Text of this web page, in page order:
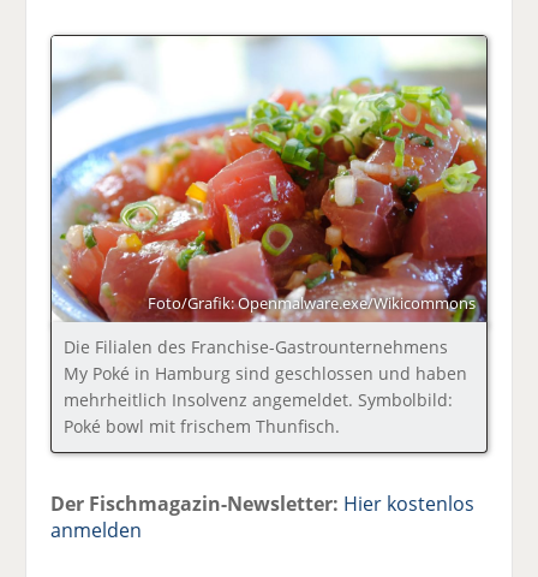
Foto/Grafik: Openmalware.exe/Wikicommons
Die Filialen des Franchise-Gastrounternehmens
My Poké in Hamburg sind geschlossen und haben
mehrheitlich Insolvenz angemeldet. Symbolbild:
Poké bowl mit frischem Thunfisch.
Der Fischmagazin-Newsletter: Hier kostenlos
anmelden